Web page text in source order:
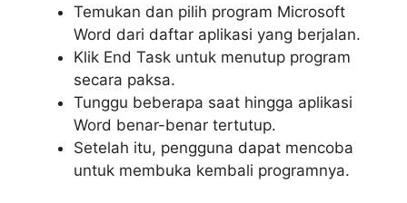
Temukan dan pilih program Microsoft
Word dari daftar aplikasi yang berjalan.
Klik End Task untuk menutup program
secara paksa.
Tunggu beberapa saat hingga aplikasi
Word benar-benar tertutup.
Setelah itu, pengguna dapat mencoba
untuk membuka kembali programnya.